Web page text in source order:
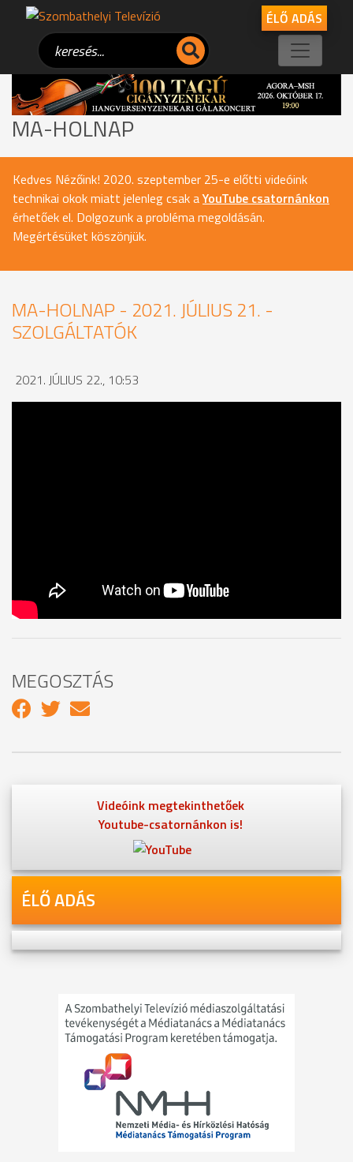
ÉLŐ ADÁS
MA-HOLNAP
Kedves Nézőink! 2020. szeptember 25-e előtti videóink
technikai okok miatt jelenleg csak aYouTube csatornánkon
érhetőek el. Dolgozunk a probléma megoldásán.
Megértésüket köszönjük.
MA-HOLNAP - 2021. JÚLIUS 21. -
SZOLGÁLTATÓK
2021. JÚLIUS 22., 10:53
MEGOSZTÁS
Videóink megtekinthetőek
Youtube-csatornánkon is!
ÉLŐ ADÁS